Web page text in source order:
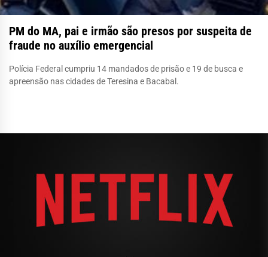
PM do MA, pai e irmão são presos por suspeita de
fraude no auxílio emergencial
Polícia Federal cumpriu 14 mandados de prisão e 19 de busca e
apreensão nas cidades de Teresina e Bacabal.